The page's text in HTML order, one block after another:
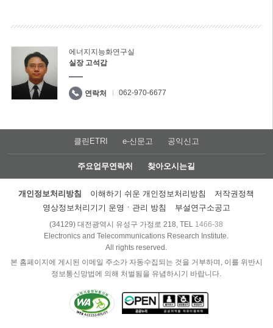
에너지지능화연구실
실장 고석갑
연락처 062-970-6677
클린ETRI e-신문고 공익신고
주요업무연락처 찾아오시는길
개인정보처리방침 이해하기 쉬운 개인정보처리방침
저작권정책
영상정보처리기기 운영ㆍ관리 방침
부설연구소공고
(34129) 대전광역시 유성구 가정로 218, TEL 1466-38
Electronics and Telecommunications Research Institute.
All rights reserved.
본 홈페이지에 게시된 이메일 주소가 자동수집되는 것을 거부하며, 이를 위반시
정보통신망법에 의해 처벌됨을 유념하시기 바랍니다.